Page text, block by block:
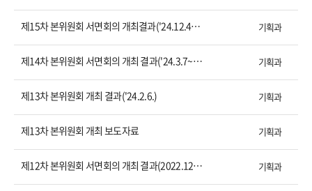
제15차 본위원회 서면회의 개최결과('24.12.4.~12.6.) 기획과
제14차 본위원회 서면회의 개최 결과('24.3.7~3.11) 기획과
제13차 본위원회 개최 결과('24.2.6.) 기획과
제13차 본위원회 개최 보도자료 기획과
제12차 본위원회 서면회의 개최 결과(2022.12.6.~12.20.) 기획과